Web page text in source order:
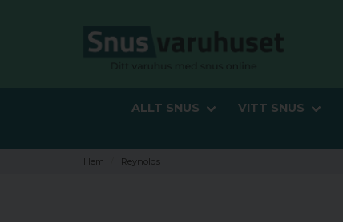
ALLT SNUS VITT SNUS
Hem Reynolds